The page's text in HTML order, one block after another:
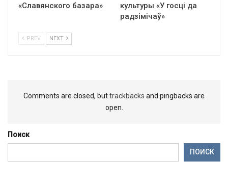
«Славянского базара»
культуры «У госці да
радзімічаў»
PREV NEXT
Comments are closed, buttrackbacks and pingbacks are
open.
Поиск
ПОИСК